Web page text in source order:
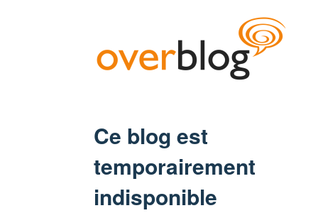
Ce blog est
temporairement
indisponible